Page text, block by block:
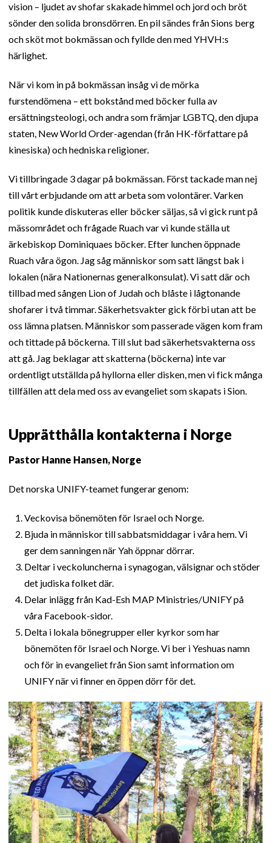
vision – ljudet av shofar skakade himmel och jord och bröt
sönder den solida bronsdörren. En pil sändes från Sions berg
och sköt mot bokmässan och fyllde den med YHVH:s
härlighet.
När vi kom in på bokmässan insåg vi de mörka
furstendömena – ett bokstånd med böcker fulla av
ersättningsteologi, och andra som främjar LGBTQ, den djupa
staten, New World Order-agendan (från HK-författare på
kinesiska) och hedniska religioner.
Vi tillbringade 3 dagar på bokmässan. Först tackade man nej
till vårt erbjudande om att arbeta som volontärer. Varken
politik kunde diskuteras eller böcker säljas, så vi gick runt på
mässområdet och frågade Ruach var vi kunde ställa ut
ärkebiskop Dominiquaes böcker. Efter lunchen öppnade
Ruach våra ögon. Jag såg människor som satt längst bak i
lokalen (nära Nationernas generalkonsulat). Vi satt där och
tillbad med sången Lion of Judah och blåste i lågtonande
shofarer i två timmar. Säkerhetsvakter gick förbi utan att be
oss lämna platsen. Människor som passerade vägen kom fram
och tittade på böckerna. Till slut bad säkerhetsvakterna oss
att gå. Jag beklagar att skatterna (böckerna) inte var
ordentligt utställda på hyllorna eller disken, men vi fick många
tillfällen att dela med oss av evangeliet som skapats i Sion.
Upprätthålla kontakterna i Norge
Pastor Hanne Hansen, Norge
Det norska UNIFY-teamet fungerar genom:
Veckovisa bönemöten för Israel och Norge.
Bjuda in människor till sabbatsmiddagar i våra hem. Vi
ger dem sanningen när Yah öppnar dörrar.
Deltar i veckoluncherna i synagogan, välsignar och stöder
det judiska folket där.
Delar inlägg från Kad-Esh MAP Ministries/UNIFY på
våra Facebook-sidor.
Delta i lokala bönegrupper eller kyrkor som har
bönemöten för Israel och Norge. Vi ber i Yeshuas namn
och för in evangeliet från Sion samt information om
UNIFY när vi finner en öppen dörr för det.